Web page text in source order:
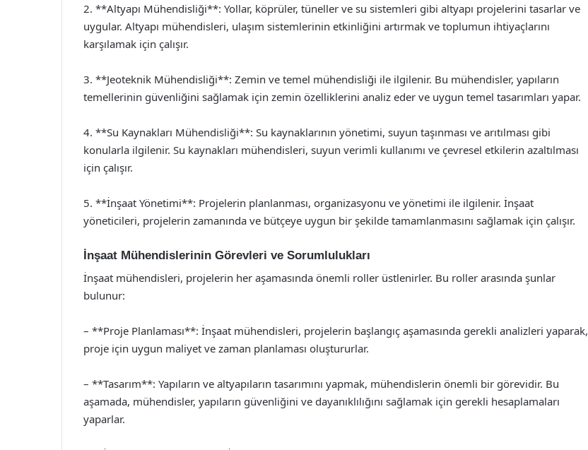
2. **Altyapı Mühendisliği**: Yollar, köprüler, tüneller ve su sistemleri gibi altyapı projelerini tasarlar ve
uygular. Altyapı mühendisleri, ulaşım sistemlerinin etkinliğini artırmak ve toplumun ihtiyaçlarını
karşılamak için çalışır.
3. **Jeoteknik Mühendisliği**: Zemin ve temel mühendisliği ile ilgilenir. Bu mühendisler, yapıların
temellerinin güvenliğini sağlamak için zemin özelliklerini analiz eder ve uygun temel tasarımları yapar.
4. **Su Kaynakları Mühendisliği**: Su kaynaklarının yönetimi, suyun taşınması ve arıtılması gibi
konularla ilgilenir. Su kaynakları mühendisleri, suyun verimli kullanımı ve çevresel etkilerin azaltılması
için çalışır.
5. **İnşaat Yönetimi**: Projelerin planlanması, organizasyonu ve yönetimi ile ilgilenir. İnşaat
yöneticileri, projelerin zamanında ve bütçeye uygun bir şekilde tamamlanmasını sağlamak için çalışır.
İnşaat Mühendislerinin Görevleri ve Sorumlulukları
İnşaat mühendisleri, projelerin her aşamasında önemli roller üstlenirler. Bu roller arasında şunlar
bulunur:
– **Proje Planlaması**: İnşaat mühendisleri, projelerin başlangıç aşamasında gerekli analizleri yaparak,
proje için uygun maliyet ve zaman planlaması oluştururlar.
– **Tasarım**: Yapıların ve altyapıların tasarımını yapmak, mühendislerin önemli bir görevidir. Bu
aşamada, mühendisler, yapıların güvenliğini ve dayanıklılığını sağlamak için gerekli hesaplamaları
yaparlar.